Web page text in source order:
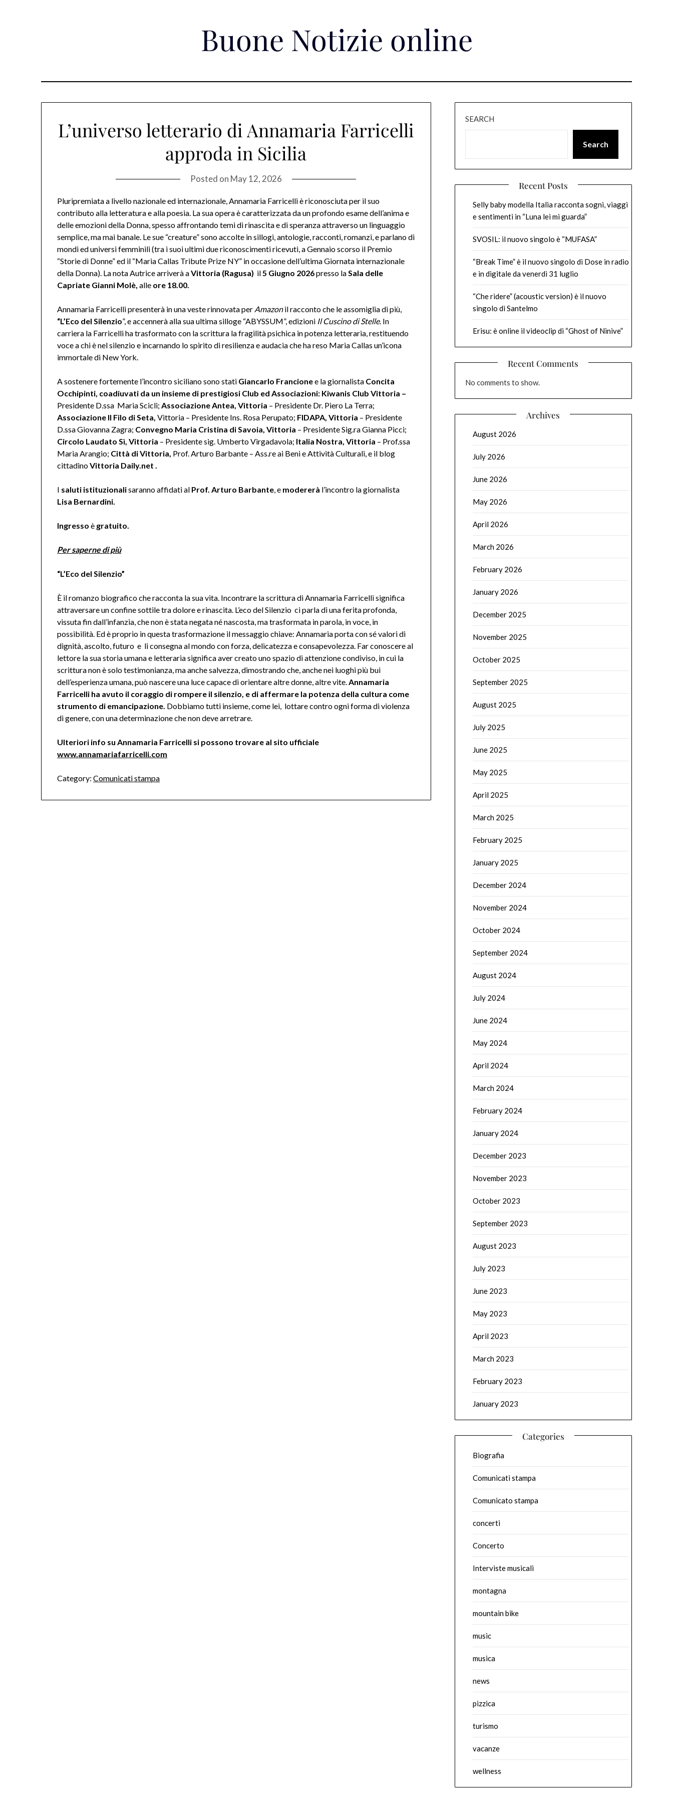
Buone Notizie online
L’universo letterario di Annamaria Farricelli
approda in Sicilia
Posted on May 12, 2026
Pluripremiata a livello nazionale ed internazionale, Annamaria Farricelli è riconosciuta per il suo
contributo alla letteratura e alla poesia. La sua opera è caratterizzata da un profondo esame dell’anima e
delle emozioni della Donna, spesso affrontando temi di rinascita e di speranza attraverso un linguaggio
semplice, ma mai banale. Le sue “creature” sono accolte in sillogi, antologie, racconti, romanzi, e parlano di
mondi ed universi femminili (tra i suoi ultimi due riconoscimenti ricevuti, a Gennaio scorso il Premio
“Storie di Donne” ed il “Maria Callas Tribute Prize NY” in occasione dell’ultima Giornata internazionale
della Donna). La nota Autrice arriverà aVittoria (Ragusa) il5 Giugno 2026presso laSala delle
Capriate Gianni Molè, alle ore 18.00.
Annamaria Farricelli presenterà in una veste rinnovata per Amazonil racconto che le assomiglia di più,
“L’Eco del Silenzio”, e accennerà alla sua ultima silloge “ABYSSUM”, edizioni Il Cuscino di Stelle. In
carriera la Farricelli ha trasformato con la scrittura la fragilità psichica in potenza letteraria, restituendo
voce a chi è nel silenzio e incarnando lo spirito di resilienza e audacia che ha reso Maria Callas un’icona
immortale di New York.
A sostenere fortemente l’incontro siciliano sono stati Giancarlo Francionee la giornalista Concita
Occhipinti, coadiuvati da un insieme di prestigiosi Club ed Associazioni: Kiwanis Club Vittoria –
Presidente D.ssa Maria Scicli; Associazione Antea, Vittoria – Presidente Dr. Piero La Terra;
Associazione Il Filo di Seta,Vittoria – Presidente Ins. Rosa Perupato; FIDAPA, Vittoria – Presidente
D.ssa Giovanna Zagra; Convegno Maria Cristina di Savoia, Vittoria – Presidente Sig.ra Gianna Picci;
Circolo Laudato Sì, Vittoria – Presidente sig. Umberto Virgadavola; Italia Nostra, Vittoria – Prof.ssa
Maria Arangio; Città di Vittoria, Prof. Arturo Barbante – Ass.re ai Beni e Attività Culturali, e il blog
cittadinoVittoria Daily.net .
I saluti istituzionalisaranno affidati al Prof. Arturo Barbante, e modererà l’incontro la giornalista
Lisa Bernardini.
Ingressoè gratuito.
Per saperne di più
“L’Eco del Silenzio”
È il romanzo biografico che racconta la sua vita. Incontrare la scrittura di Annamaria Farricelli significa
attraversare un confine sottile tra dolore e rinascita. L’eco del Silenzio ci parla di una ferita profonda,
vissuta fin dall’infanzia, che non è stata negata né nascosta, ma trasformata in parola, in voce, in
possibilità. Ed è proprio in questa trasformazione il messaggio chiave: Annamaria porta con sé valori di
dignità, ascolto, futuro e li consegna al mondo con forza, delicatezza e consapevolezza. Far conoscere al
lettore la sua storia umana e letteraria significa aver creato uno spazio di attenzione condiviso, in cui la
scrittura non è solo testimonianza, ma anche salvezza, dimostrando che, anche nei luoghi più bui
dell’esperienza umana, può nascere una luce capace di orientare altre donne, altre vite.Annamaria
Farricelli ha avuto il coraggio di rompere il silenzio, e di affermare la potenza della cultura come
strumento di emancipazione. Dobbiamo tutti insieme, come lei, lottare contro ogni forma di violenza
di genere, con una determinazione che non deve arretrare.
Ulteriori info su Annamaria Farricelli si possono trovare al sito ufficiale
www.annamariafarricelli.com
Category: Comunicati stampa
SEARCH
Search
Recent Posts
Selly baby modella Italia racconta sogni, viaggi
e sentimenti in “Luna lei mi guarda”
SVOSIL: il nuovo singolo è “MUFASA”
“Break Time” è il nuovo singolo di Dose in radio
e in digitale da venerdì 31 luglio
“Che ridere” (acoustic version) è il nuovo
singolo di Santelmo
Erisu: è online il videoclip di “Ghost of Ninive”
Recent Comments
No comments to show.
Archives
August 2026
July 2026
June 2026
May 2026
April 2026
March 2026
February 2026
January 2026
December 2025
November 2025
October 2025
September 2025
August 2025
July 2025
June 2025
May 2025
April 2025
March 2025
February 2025
January 2025
December 2024
November 2024
October 2024
September 2024
August 2024
July 2024
June 2024
May 2024
April 2024
March 2024
February 2024
January 2024
December 2023
November 2023
October 2023
September 2023
August 2023
July 2023
June 2023
May 2023
April 2023
March 2023
February 2023
January 2023
Categories
Biografia
Comunicati stampa
Comunicato stampa
concerti
Concerto
Interviste musicali
montagna
mountain bike
music
musica
news
pizzica
turismo
vacanze
wellness